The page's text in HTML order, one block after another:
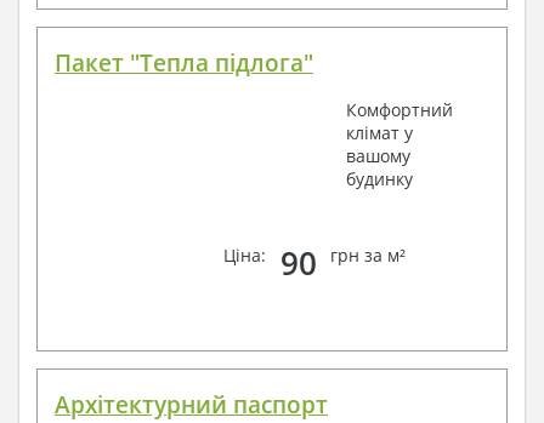
Пакет "Тепла підлога"
Комфортний
клімат у
вашому
будинку
Ціна: 90 грн за м²
Архітектурний паспорт